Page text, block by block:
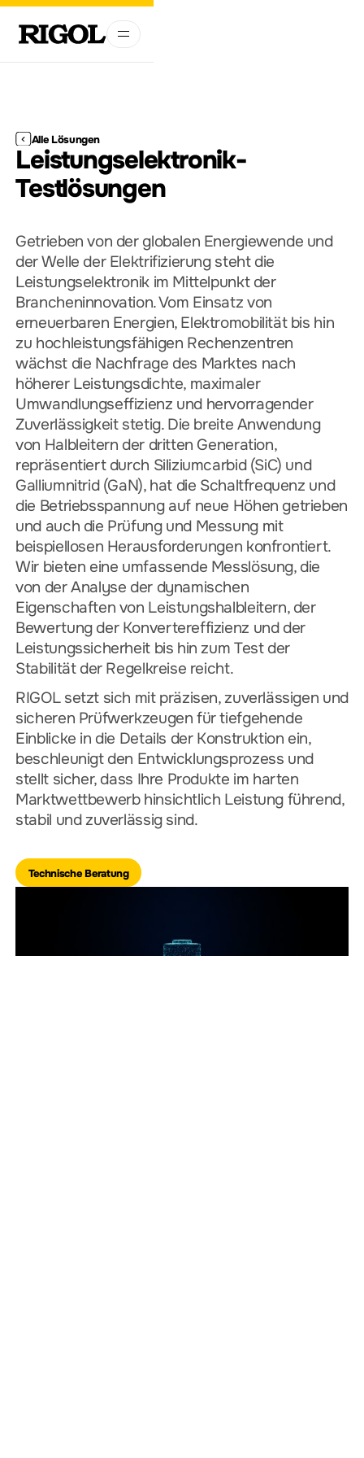
Alle Lösungen
Leistungselektronik-
Testlösungen
Getrieben von der globalen Energiewende und
der Welle der Elektrifizierung steht die
Leistungselektronik im Mittelpunkt der
Brancheninnovation. Vom Einsatz von
erneuerbaren Energien, Elektromobilität bis hin
zu hochleistungsfähigen Rechenzentren
wächst die Nachfrage des Marktes nach
höherer Leistungsdichte, maximaler
Umwandlungseffizienz und hervorragender
Zuverlässigkeit stetig. Die breite Anwendung
von Halbleitern der dritten Generation,
repräsentiert durch Siliziumcarbid (SiC) und
Galliumnitrid (GaN), hat die Schaltfrequenz und
die Betriebsspannung auf neue Höhen getrieben
und auch die Prüfung und Messung mit
beispiellosen Herausforderungen konfrontiert.
Wir bieten eine umfassende Messlösung, die
von der Analyse der dynamischen
Eigenschaften von Leistungshalbleitern, der
Bewertung der Konvertereffizienz und der
Leistungssicherheit bis hin zum Test der
Stabilität der Regelkreise reicht.
RIGOL setzt sich mit präzisen, zuverlässigen und
sicheren Prüfwerkzeugen für tiefgehende
Einblicke in die Details der Konstruktion ein,
beschleunigt den Entwicklungsprozess und
stellt sicher, dass Ihre Produkte im harten
Marktwettbewerb hinsichtlich Leistung führend,
stabil und zuverlässig sind.
Technische Beratung